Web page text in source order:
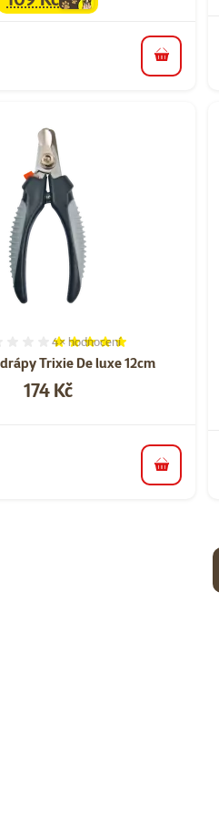
familycena
do košíku
Trixie De luxe 12cm
Hodnocení 100%, počet
4× hodnocení
Cena
174 Kč
do košíku